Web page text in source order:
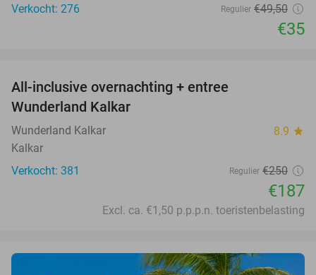
Verkocht: 276
Regulier €49,50
€35
All-inclusive overnachting + entree
Wunderland Kalkar
Wunderland Kalkar 8.9 star
Kalkar
Verkocht: 381
Regulier €250
€187
Excl. ca. €1,50 p.p.p.n. toeristenbelasting